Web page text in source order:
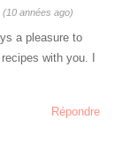
(10 années ago)
a pleasure to
with you. I
Répondre